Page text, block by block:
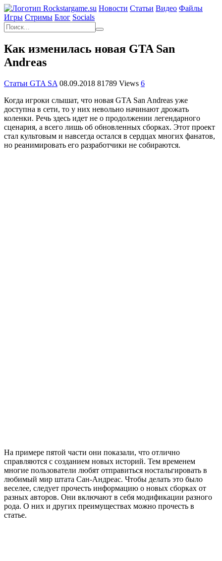
Новости Статьи Видео Файлы
Игры Cтримы Блог Socials
Как изменилась новая GTA San
Andreas
Статьи GTA SA 08.09.2018 81789 Views 6
Когда игроки слышат, что новая GTA San Andreas уже
доступна в сети, то у них невольно начинают дрожать
коленки. Речь здесь идет не о продолжении легендарного
сценария, а всего лишь об обновленных сборках. Этот проект
стал культовым и навсегда остался в сердцах многих фанатов,
но реанимировать его разработчики не собираются.
На примере пятой части они показали, что отлично
справляются с созданием новых историй. Тем временем
многие пользователи любят отправиться ностальгировать в
любимый мир штата Сан-Андреас. Чтобы делать это было
веселее, следует прочесть информацию о новых сборках от
разных авторов. Они включают в себя модификации разного
рода. О них и других преимуществах можно прочесть в
статье.